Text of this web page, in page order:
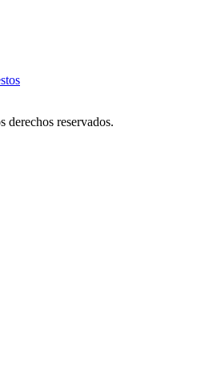
derechos reservados.